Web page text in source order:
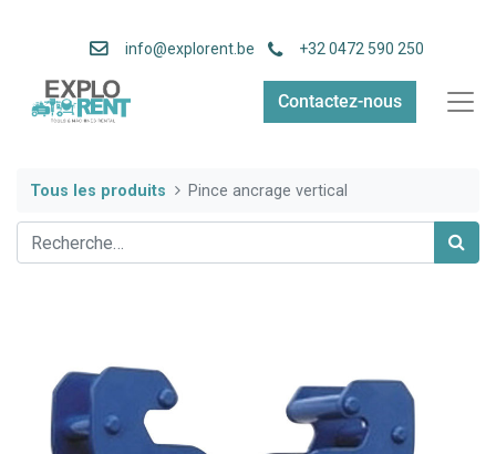
info@explorent.be +32 0472 590 250
Contactez-nous
Tous les produits Pince ancrage vertical